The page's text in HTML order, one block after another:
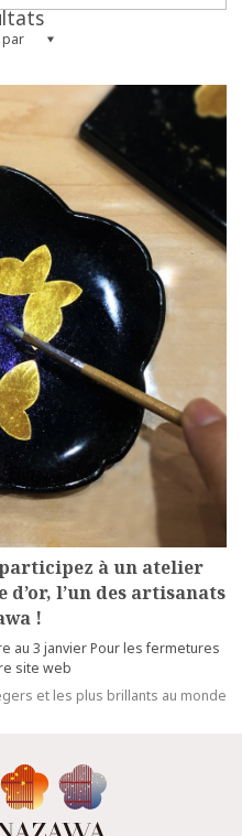
à un atelier
l’un des artisanats
!
au 3 janvier Pour les fermetures
site web
et les plus brillants au monde